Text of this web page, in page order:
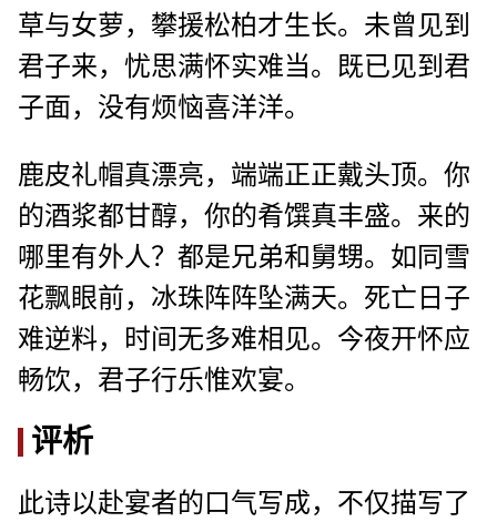
草与女萝，攀援松柏才生长。未曾见到
君子来，忧思满怀实难当。既已见到君
子面，没有烦恼喜洋洋。
鹿皮礼帽真漂亮，端端正正戴头顶。你
的酒浆都甘醇，你的肴馔真丰盛。来的
哪里有外人？都是兄弟和舅甥。如同雪
花飘眼前，冰珠阵阵坠满天。死亡日子
难逆料，时间无多难相见。今夜开怀应
畅饮，君子行乐惟欢宴。
评析
此诗以赴宴者的口气写成，不仅描写了